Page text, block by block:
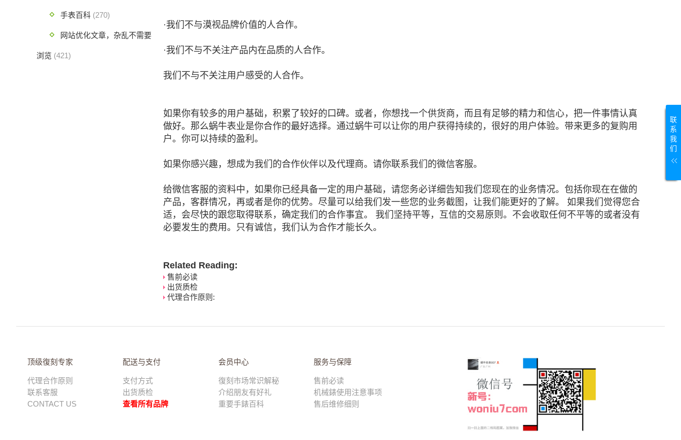
·我们不与漠视品牌价值的人合作。
·我们不与不关注产品内在品质的人合作。
我们不与不关注用户感受的人合作。
如果你有较多的用户基础，积累了较好的口碑。或者，你想找一个供货商，而且有足够的精力和信心，把一件事情认真
做好。那么蜗牛表业是你合作的最好选择。通过蜗牛可以让你的用户获得持续的，很好的用户体验。带来更多的复购用
户。你可以持续的盈利。
如果你感兴趣，想成为我们的合作伙伴以及代理商。请你联系我们的微信客服。
给微信客服的资料中，如果你已经具备一定的用户基础，请您务必详细告知我们您现在的业务情况。包括你现在在做的
产品，客群情况，再或者是你的优势。尽量可以给我们发一些您的业务截图，让我们能更好的了解。 如果我们觉得您合
适，会尽快的跟您取得联系，确定我们的合作事宜。 我们坚持平等，互信的交易原则。不会收取任何不平等的或者没有
必要发生的费用。只有诚信，我们认为合作才能长久。
Related Reading:
售前必读
出货质检
代理合作原则:
手表百科 (270)
网站优化文章，杂乱不需要
浏览 (421)
顶级復刻专家
代理合作原则
联系客服
CONTACT US
配送与支付
支付方式
出货质检
查看所有品牌
会员中心
復刻市场常识解秘
介绍朋友有好礼
重要手錶百科
服务与保障
售前必读
机械錶使用注意事项
售后维修细则
联
系
我
们